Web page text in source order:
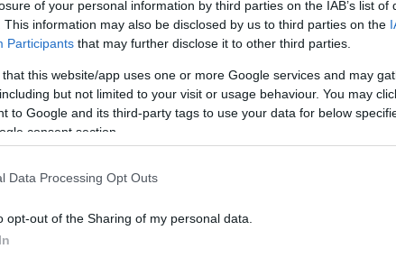
of your personal information by third parties on the IAB’s list of
This information may also be disclosed by us to third parties on the
Participants that may further disclose it to other third parties.
that this website/app uses one or more Google services and may
but not limited to your visit or usage behaviour. You may
to Google and its third-party tags to use your data for below
consent section.
Data Processing Opt Outs
opt-out of the Sharing of my personal data.
ubicado en esta región, ha sido cerrado
internacionales.